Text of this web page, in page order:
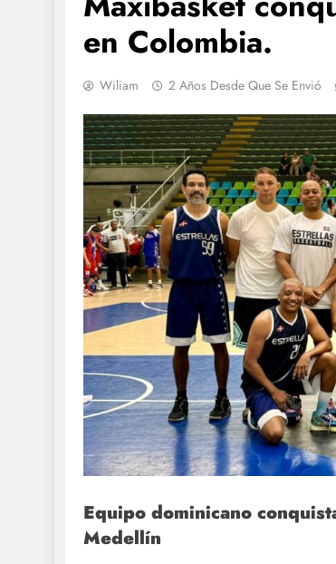
en Colombia.
Wiliam 2 Años Desde Que Se Envió
Equipo dominicano
Medellín